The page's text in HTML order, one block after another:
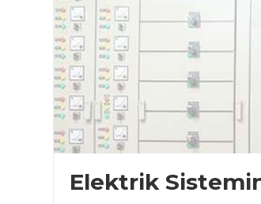
Elektrik